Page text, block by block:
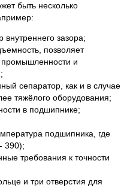
быть несколько
зазора;
позволяет
промышленности и
сепаратор, как и в случае
тяжёлого оборудования;
в подшипнике;
подшипника, где
390);
требования к точности
и три отверстия для